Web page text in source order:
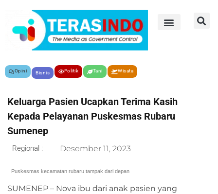
Opini Bisnis Politik Tani Wisata
Keluarga Pasien Ucapkan Terima Kasih
Kepada Pelayanan Puskesmas Rubaru
Sumenep
Regional : Desember 11, 2023
Puskesmas kecamatan rubaru tampak dari depan
SUMENEP – Nova ibu dari anak pasien yang